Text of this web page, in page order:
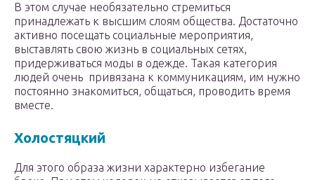
В этом случае необязательно стремиться
принадлежать к высшим слоям общества. Достаточно
активно посещать социальные мероприятия,
выставлять свою жизнь в социальных сетях,
придерживаться моды в одежде. Такая категория
людей очень привязана к коммуникациям, им нужно
постоянно знакомиться, общаться, проводить время
вместе.
Холостяцкий
Для этого образа жизни характерно избегание